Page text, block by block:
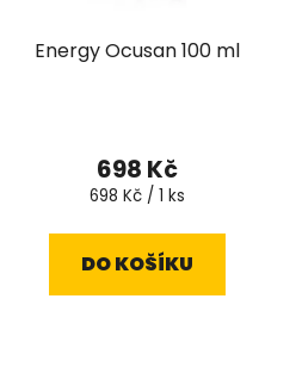
Energy Ocusan 100 ml
698 Kč
Měrná
698 Kč / 1 ks
DO KOŠÍKU